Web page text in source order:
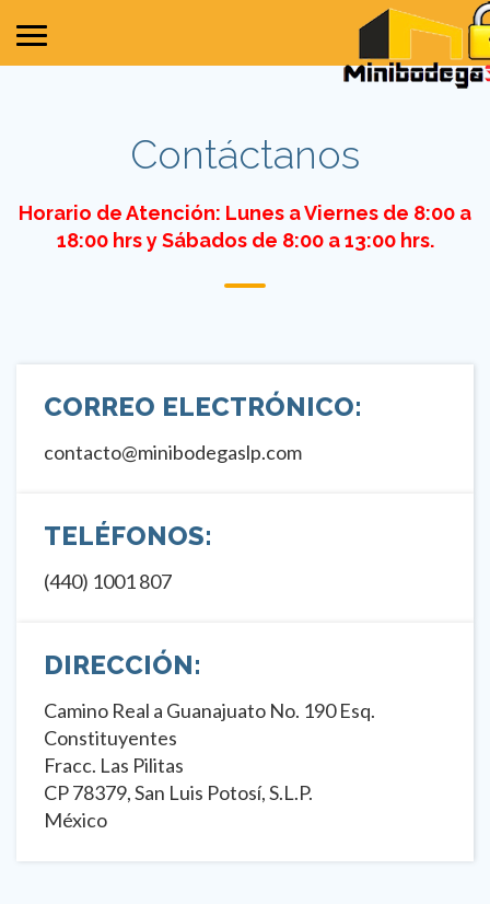
Contáctanos
Horario de Atención: Lunes a Viernes de 8:00 a
18:00 hrs y Sábados de 8:00 a 13:00 hrs.
CORREO ELECTRÓNICO:
contacto@minibodegaslp.com
TELÉFONOS:
(440) 1001 807
DIRECCIÓN:
Camino Real a Guanajuato No. 190 Esq.
Constituyentes
Fracc. Las Pilitas
CP 78379, San Luis Potosí, S.L.P.
México